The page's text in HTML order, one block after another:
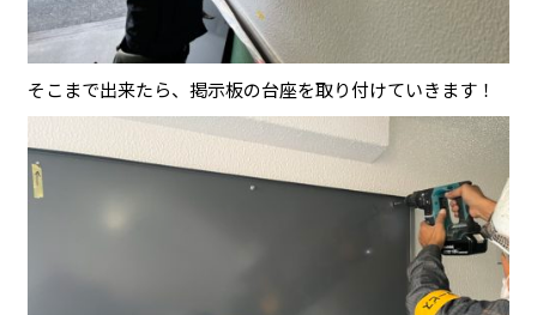
そこまで出来たら、掲示板の台座を取り付けていきます！